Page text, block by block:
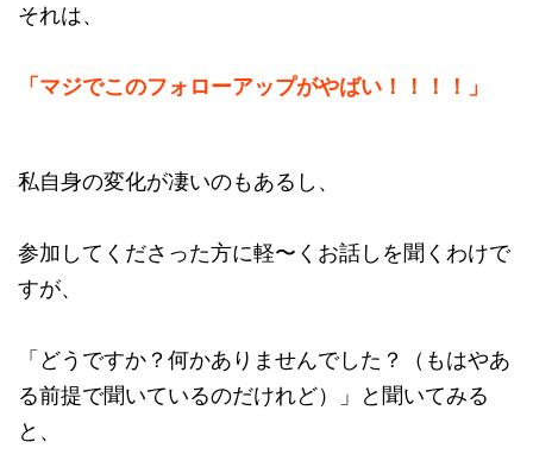
それは、
「マジでこのフォローアップがやばい！！！！」
私自身の変化が凄いのもあるし、
参加してくださった方に軽〜くお話しを聞くわけで
すが、
「どうですか？何かありませんでした？（もはやあ
る前提で聞いているのだけれど）」と聞いてみる
と、